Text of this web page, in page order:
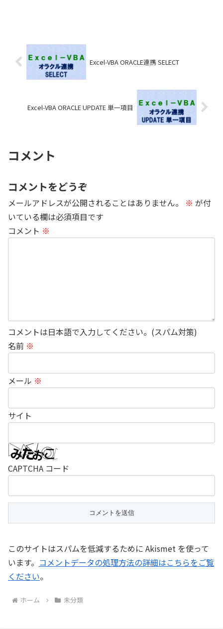
Excel-VBA ORACLE連携 SELECT
Excel-VBA ORACLE UPDATE 単一項目
コメント
コメントをどうぞ
メールアドレスが公開されることはありません。 ※ が付
いている欄は必須項目です
コメント ※
コメントは日本語で入力してください。(スパム対策)
名前 ※
メール ※
サイト
CAPTCHA コード
このサイトはスパムを低減するために Akismet を使って
います。 コメントデータの処理方法の詳細はこちらをご覧
ください。
ホーム 未分類